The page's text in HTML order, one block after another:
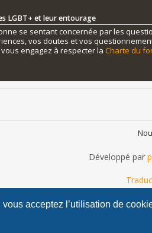
acceptez l’utilisation de
LGBT+ et leur entourage
se sentant concernée par les
vos doutes et vos
engagez à respecter la Charte du
Développé par